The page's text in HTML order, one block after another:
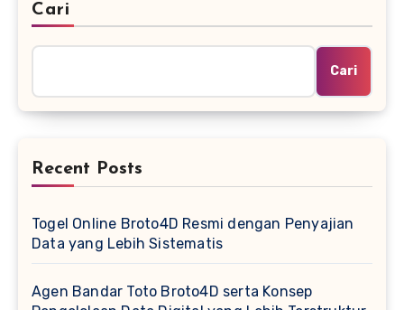
Cari
Cari
Recent Posts
Togel Online Broto4D Resmi dengan Penyajian
Data yang Lebih Sistematis
Agen Bandar Toto Broto4D serta Konsep